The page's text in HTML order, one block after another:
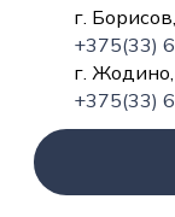
г.
+375(33)
г.
+375(33)